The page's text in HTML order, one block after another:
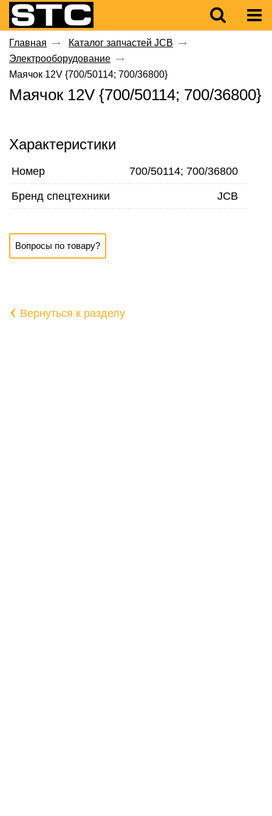
Главная
Каталог запчастей JCB
Электрооборудование
Маячок 12V {700/50114; 700/36800}
Маячок 12V {700/50114; 700/36800}
Характеристики
Номер 700/50114; 700/36800
Бренд спецтехники JCB
Вопросы по товару?
‹ Вернуться к разделу